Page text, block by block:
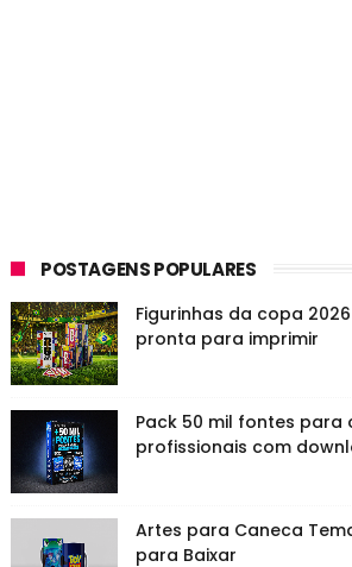
POSTAGENS POPULARES
Figurinhas da copa
pronta para imprimir
Pack 50 mil fontes para
profissionais com
Artes para Caneca
para Baixar